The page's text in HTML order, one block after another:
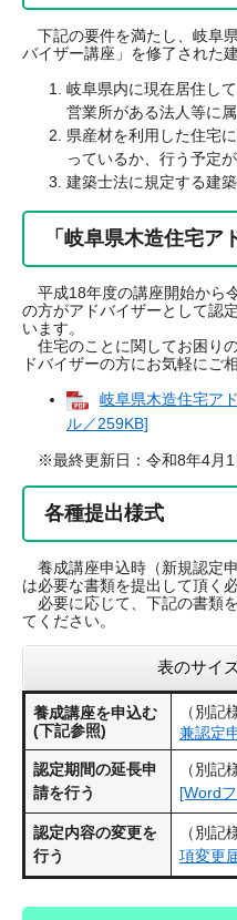
下記の要件を満たし、岐阜
バイザー講座」を修了された
岐阜県内に現在居住し
営業所がある法人等に
県産材を利用した住宅
っているか、行う予定
建築士法に規定する建
「岐阜県木造住宅ア
平成18年度の講座開始から
の方がアドバイザーとして認
います。
住宅のことに関してお困り
ドバイザーの方にお気軽にご
岐阜県木造住宅ア
ル／259KB]
※最終更新日：令和8年4月1
各種提出様式
養成講座申込時（新規認定
は必要な書類を提出して頂く
必要に応じて、下記の書類
てください。
表のサイ
養成講座を申込む
(下記参照)
（別記
兼認定
認定期間の延長申
請を行う
（別記
[Word
認定内容の変更を
行う
（別記
項変更